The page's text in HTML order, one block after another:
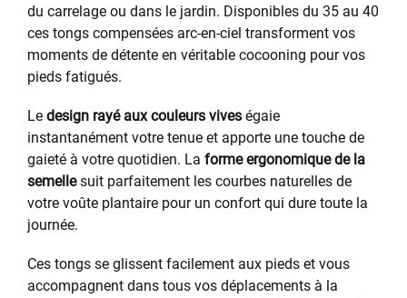
du carrelage ou dans le jardin. Disponibles du 35 au 40
ces tongs compensées arc-en-ciel transforment vos
moments de détente en véritable cocooning pour vos
pieds fatigués.
Le design rayé aux couleurs vives égaie
instantanément votre tenue et apporte une touche de
gaieté à votre quotidien. La forme ergonomique de la
semellesuit parfaitement les courbes naturelles de
votre voûte plantaire pour un confort qui dure toute la
journée.
Ces tongs se glissent facilement aux pieds et vous
accompagnent dans tous vos déplacements à la